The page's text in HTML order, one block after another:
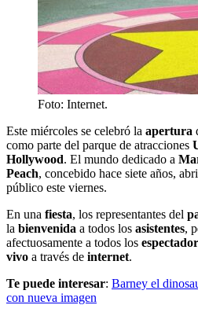
Foto: Internet.
Este miércoles se celebró la apertura
como parte del parque de atracciones
Hollywood. El mundo dedicado a
Peach, concebido hace siete años,
público este viernes.
En una fiesta, los representantes del
la bienvenida a todos los asistentes,
afectuosamente a todos los
vivo a través de internet.
Te puede interesar: Barney el
con nueva imagen